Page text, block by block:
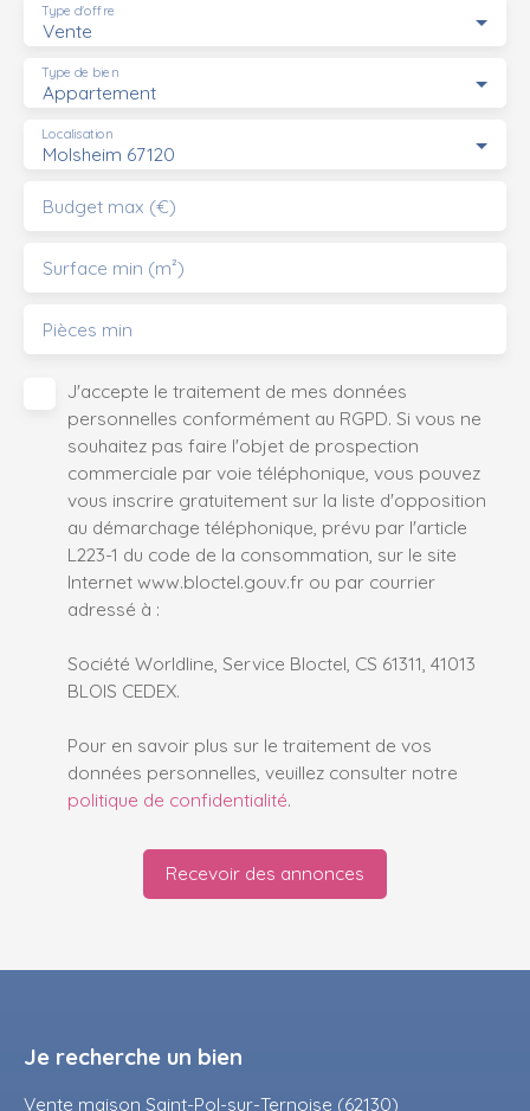
Vente
Type d'offre
Appartement
Type de bien
Molsheim 67120
Localisation
Budget max (€)
Surface min (m²)
Pièces min
J'accepte le traitement de mes données
personnelles conformément au RGPD. Si vous ne
souhaitez pas faire l'objet de prospection
commerciale par voie téléphonique, vous pouvez
vous inscrire gratuitement sur la liste d'opposition
au démarchage téléphonique, prévu par l'article
L223-1 du code de la consommation, sur le site
Internet www.bloctel.gouv.fr ou par courrier
adressé à :
Société Worldline, Service Bloctel, CS 61311, 41013
BLOIS CEDEX.
Pour en savoir plus sur le traitement de vos
données personnelles, veuillez consulter notre
politique de confidentialité.
Recevoir des annonces
Je recherche un bien
Vente maison Saint-Pol-sur-Ternoise (62130)